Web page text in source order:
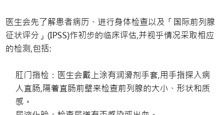
医生会先了解患者病历、进行身体检查以及「国际前列腺
征状评分」(IPSS)作初步的临床评估,并视乎情况采取相应
的检测,包括:
肛门指检：医生会戴上涂有润滑剂手套,用手指探入病
人直肠,隔着直肠前壁来检查前列腺的大小、形状和质
感。